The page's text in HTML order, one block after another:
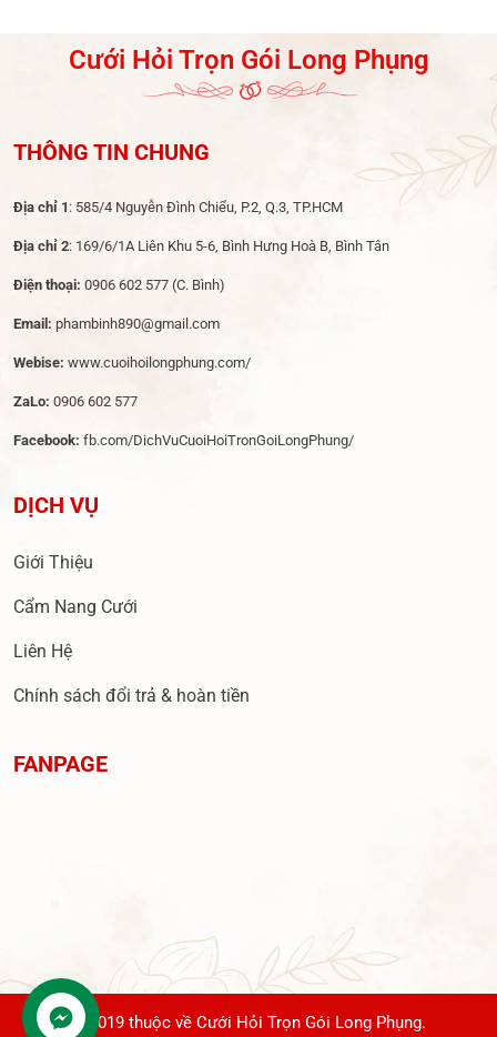
Cưới Hỏi Trọn Gói Long Phụng
THÔNG TIN CHUNG
Địa chỉ 1 : 585/4 Nguyễn Đình Chiểu, P.2, Q.3, TP.HCM
Địa chỉ 2: 169/6/1A Liên Khu 5-6, Bình Hưng Hoà B, Bình Tân
Điện thoại: 0906 602 577 (C. Bình)
Email: phambinh890@gmail.com
Webise: www.cuoihoilongphung.com/
ZaLo: 0906 602 577
Facebook: fb.com/DichVuCuoiHoiTronGoiLongPhung/
DỊCH VỤ
Giới Thiệu
Cẩm Nang Cưới
Liên Hệ
Chính sách đổi trả & hoàn tiền
FANPAGE
© 2019 thuộc về Cưới Hỏi Trọn Gói Long Phụng.